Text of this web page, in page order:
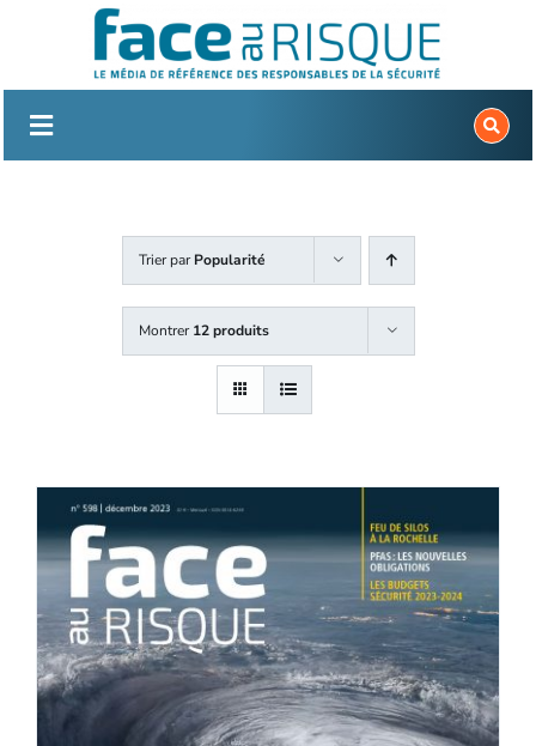
Trier parPopularité
Montrer12 produits